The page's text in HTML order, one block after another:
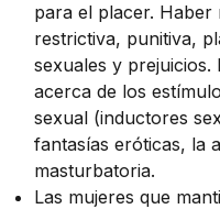
para el placer. Haber
restrictiva, punitiva,
sexuales y
acerca de los
sexual (inductores
fantasías eróticas, la
masturbatoria.
Las mujeres que